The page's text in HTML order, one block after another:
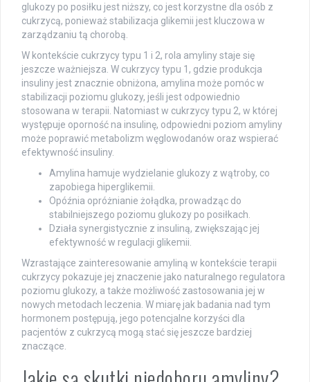
glukozy po posiłku jest niższy, co jest korzystne dla osób z
cukrzycą, ponieważ stabilizacja glikemii jest kluczowa w
zarządzaniu tą chorobą.
W kontekście cukrzycy typu 1 i 2, rola amyliny staje się
jeszcze ważniejsza. W cukrzycy typu 1, gdzie produkcja
insuliny jest znacznie obniżona, amylina może pomóc w
stabilizacji poziomu glukozy, jeśli jest odpowiednio
stosowana w terapii. Natomiast w cukrzycy typu 2, w której
występuje oporność na insulinę, odpowiedni poziom amyliny
może poprawić metabolizm węglowodanów oraz wspierać
efektywność insuliny.
Amylina hamuje wydzielanie glukozy z wątroby, co
zapobiega hiperglikemii.
Opóźnia opróżnianie żołądka, prowadząc do
stabilniejszego poziomu glukozy po posiłkach.
Działa synergistycznie z insuliną, zwiększając jej
efektywność w regulacji glikemii.
Wzrastające zainteresowanie amyliną w kontekście terapii
cukrzycy pokazuje jej znaczenie jako naturalnego regulatora
poziomu glukozy, a także możliwość zastosowania jej w
nowych metodach leczenia. W miarę jak badania nad tym
hormonem postępują, jego potencjalne korzyści dla
pacjentów z cukrzycą mogą stać się jeszcze bardziej
znaczące.